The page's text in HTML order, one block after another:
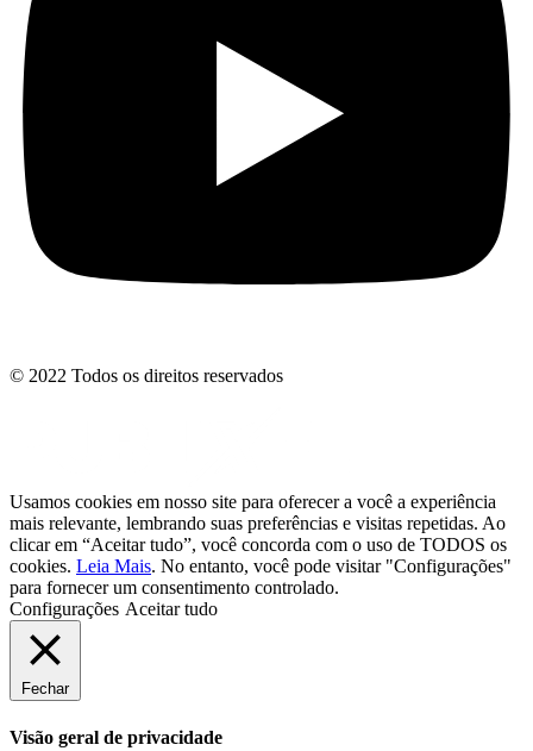
© 2022 Todos os direitos reservados
Usamos cookies em nosso site para oferecer a você a experiência
mais relevante, lembrando suas preferências e visitas repetidas. Ao
clicar em “Aceitar tudo”, você concorda com o uso de TODOS os
cookies. Leia Mais. No entanto, você pode visitar "Configurações"
para fornecer um consentimento controlado.
Configurações Aceitar tudo
Fechar
Visão geral de privacidade